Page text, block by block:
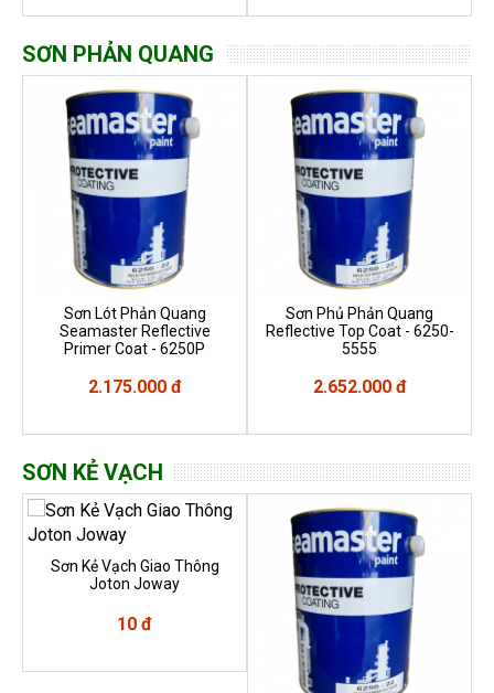
SƠN PHẢN QUANG
Sơn Lót Phản Quang
Seamaster Reflective
Primer Coat - 6250P
2.175.000 đ
Sơn Phủ Phản Quang
Reflective Top Coat - 6250-
5555
2.652.000 đ
SƠN KẺ VẠCH
Sơn Kẻ Vạch Giao Thông
Joton Joway
10 đ